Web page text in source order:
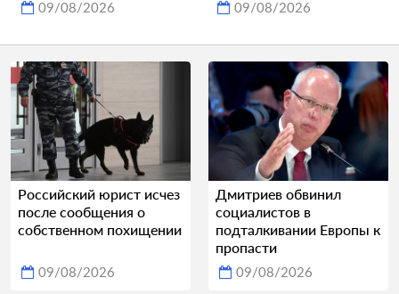
09/08/2026 09/08/2026
Российский юрист исчез
после сообщения о
собственном похищении
09/08/2026
Дмитриев обвинил
социалистов в
подталкивании Европы к
пропасти
09/08/2026